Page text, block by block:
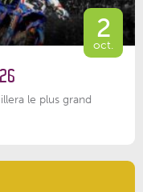
2
oct.
le plus grand